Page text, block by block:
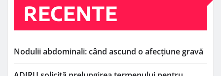
RECENTE
Nodulii abdominali: când ascund o afecțiune gravă